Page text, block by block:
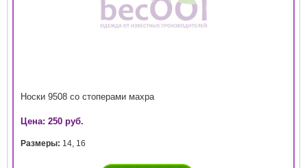
Носки 9508 со стоперами махра
Цена: 250 руб.
Размеры: 14, 16